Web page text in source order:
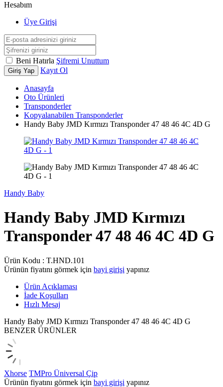
Hesabım
Üye Girişi
Beni Hatırla Şifremi Unuttum
Giriş Yap Kayıt Ol
Anasayfa
Oto Ürünleri
Transponderler
Kopyalanabilen Transponderler
Handy Baby JMD Kırmızı Transponder 47 48 46 4C 4D G
Handy Baby
Handy Baby JMD Kırmızı
Transponder 47 48 46 4C 4D G
Ürün Kodu : T.HND.101
Ürünün fiyatını görmek için bayi girişi yapınız
Ürün Açıklaması
İade Koşulları
Hızlı Mesaj
Handy Baby JMD Kırmızı Transponder 47 48 46 4C 4D G
BENZER ÜRÜNLER
Xhorse TMPro Üniversal Çip
Ürünün fiyatını görmek için bayi girişi yapınız